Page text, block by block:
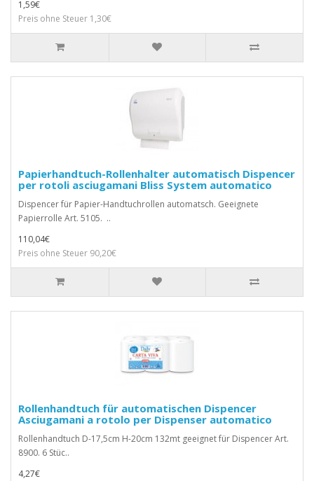
1,59€
Preis ohne Steuer 1,30€
Papierhandtuch-Rollenhalter automatisch Dispencer
per rotoli asciugamani Bliss System automatico
Dispencer für Papier-Handtuchrollen automatsch. Geeignete
Papierrolle Art. 5105. ..
110,04€
Preis ohne Steuer 90,20€
Rollenhandtuch für automatischen Dispencer
Asciugamani a rotolo per Dispenser automatico
Rollenhandtuch D-17,5cm H-20cm 132mt geeignet für Dispencer Art.
8900. 6 Stüc..
4,27€